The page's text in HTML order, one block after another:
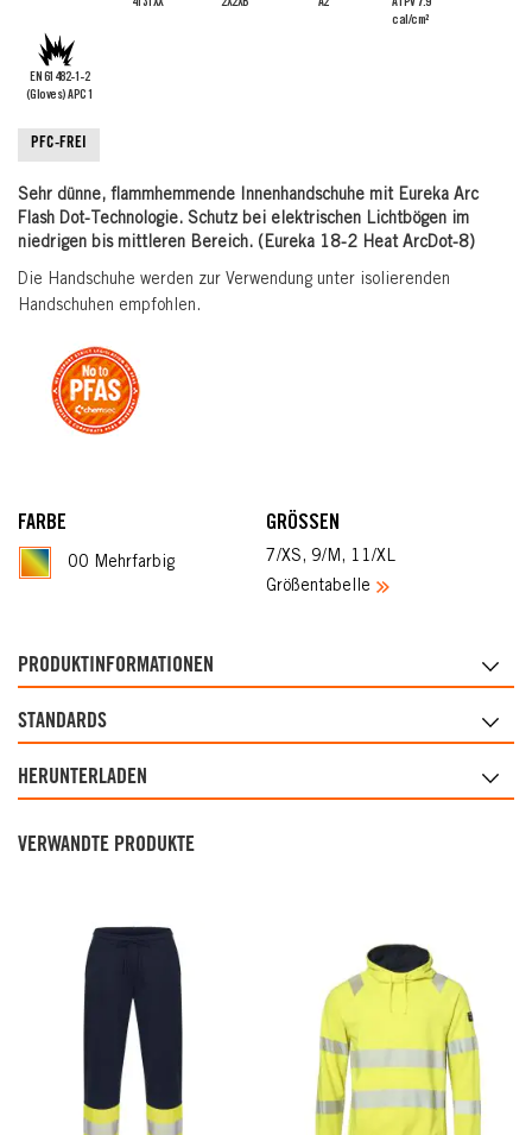
4131XX
2X2XB
A2
ATPV 7.9
cal/cm²
EN 61482-1-2
(Gloves) APC 1
PFC-FREI
Sehr dünne, flammhemmende Innenhandschuhe mit Eureka Arc
Flash Dot-Technologie. Schutz bei elektrischen Lichtbögen im
niedrigen bis mittleren Bereich. (Eureka 18-2 Heat ArcDot-8)
Die Handschuhe werden zur Verwendung unter isolierenden
Handschuhen empfohlen.
FARBE
00 Mehrfarbig
GRÖSSEN
7/XS, 9/M, 11/XL
Größentabelle
PRODUKTINFORMATIONEN
STANDARDS
HERUNTERLADEN
VERWANDTE PRODUKTE